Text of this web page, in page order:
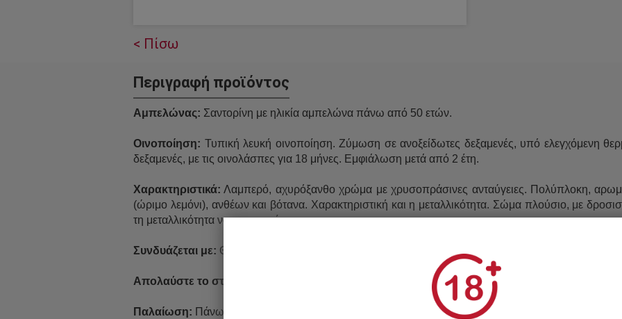
< Πίσω
Περιγραφή προϊόντος
Αμπελώνας: Σαντορίνη με ηλικία αμπελώνα πάνω από 50 ετών.
Οινοποίηση: Τυπική λευκή οινοποίηση. Ζύμωση σε ανοξείδωτες δεξαμενές, υπό ελεγχόμενη
δεξαμενές, με τις οινολάσπες για 18 μήνες. Εμφιάλωση μετά από 2 έτη.
Χαρακτηριστικά: Λαμπερό, αχυρόξανθο χρώμα με χρυσοπράσινες ανταύγειες. Πολύπλοκη,
(ώριμο λεμόνι), ανθέων και βότανα. Χαρακτηριστική και η μεταλλικότητα. Σώμα πλούσιο, με
τη μεταλλικότητα να κυριαρχεί.
Συνδυάζεται με: Θαλασσινά και λευκά κρέατα με ελαφριές λευκές σάλτσες.
Απολαύστε το στους:
Παλαίωση: Πάνω από 7 έτη.